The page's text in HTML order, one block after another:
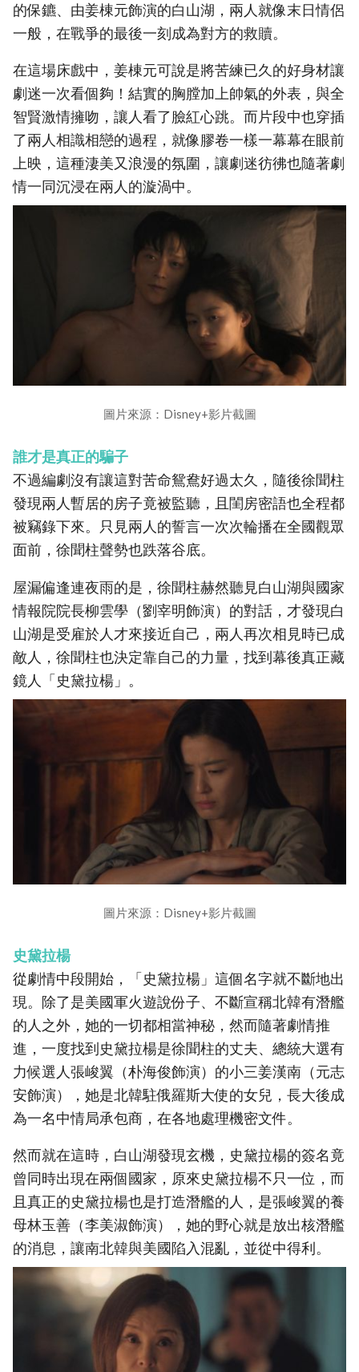
的保鑣、由姜棟元飾演的白山湖，兩人就像末日情侶
一般，在戰爭的最後一刻成為對方的救贖。
在這場床戲中，姜棟元可說是將苦練已久的好身材讓
劇迷一次看個夠！結實的胸膛加上帥氣的外表，與全
智賢激情擁吻，讓人看了臉紅心跳。而片段中也穿插
了兩人相識相戀的過程，就像膠卷一樣一幕幕在眼前
上映，這種淒美又浪漫的氛圍，讓劇迷彷彿也隨著劇
情一同沉浸在兩人的漩渦中。
圖片來源：Disney+影片截圖
誰才是真正的騙子
不過編劇沒有讓這對苦命鴛鴦好過太久，隨後徐聞柱
發現兩人暫居的房子竟被監聽，且閨房密語也全程都
被竊錄下來。只見兩人的誓言一次次輪播在全國觀眾
面前，徐聞柱聲勢也跌落谷底。
屋漏偏逢連夜雨的是，徐聞柱赫然聽見白山湖與國家
情報院院長柳雲學（劉宰明飾演）的對話，才發現白
山湖是受雇於人才來接近自己，兩人再次相見時已成
敵人，徐聞柱也決定靠自己的力量，找到幕後真正藏
鏡人「史黛拉楊」。
圖片來源：Disney+影片截圖
史黛拉楊
從劇情中段開始，「史黛拉楊」這個名字就不斷地出
現。除了是美國軍火遊說份子、不斷宣稱北韓有潛艦
的人之外，她的一切都相當神秘，然而隨著劇情推
進，一度找到史黛拉楊是徐聞柱的丈夫、總統大選有
力候選人張峻翼（朴海俊飾演）的小三姜漢南（元志
安飾演），她是北韓駐俄羅斯大使的女兒，長大後成
為一名中情局承包商，在各地處理機密文件。
然而就在這時，白山湖發現玄機，史黛拉楊的簽名竟
曾同時出現在兩個國家，原來史黛拉楊不只一位，而
且真正的史黛拉楊也是打造潛艦的人，是張峻翼的養
母林玉善（李美淑飾演），她的野心就是放出核潛艦
的消息，讓南北韓與美國陷入混亂，並從中得利。